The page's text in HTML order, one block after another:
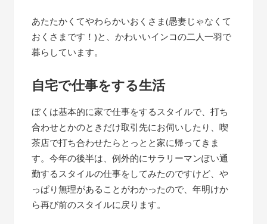
あたたかくてやわらかいおくさま(愚妻じゃなくて
おくさまです！)と、かわいいインコの二人一羽で
暮らしています。
自宅で仕事をする生活
ぼくは基本的に家で仕事をするスタイルで、打ち
合わせとかのときだけ取引先にお伺いしたり、喫
茶店で打ち合わせたらとっとと家に帰ってきま
す。今年の後半は、例外的にサラリーマンぽい通
勤するスタイルの仕事をしてみたのですけど、や
っぱり無理があることがわかったので、年明けか
ら再び前のスタイルに戻ります。